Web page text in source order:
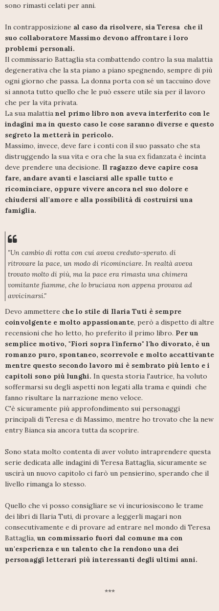
sono rimasti celati per anni.
In contrapposizione al caso da risolvere, sia Teresa che il
suo collaboratore Massimo devono affrontare i loro
problemi personali.
Il commissario Battaglia sta combattendo contro la sua malattia
degenerativa che la sta piano a piano spegnendo, sempre di più
ogni giorno che passa. La donna porta con sé un taccuino dove
si annota tutto quello che le può essere utile sia per il lavoro
che per la vita privata.
La sua malattia nel primo libro non aveva interferito con le
indagini ma in questo caso le cose saranno diverse e questo
segreto la metterà in pericolo.
Massimo, invece, deve fare i conti con il suo passato che sta
distruggendo la sua vita e ora che la sua ex fidanzata è incinta
deve prendere una decisione. Il ragazzo deve capire cosa
fare, andare avanti e lasciarsi alle spalle tutto e
ricominciare, oppure vivere ancora nel suo dolore e
chiudersi all'amore e alla possibilità di costruirsi una
famiglia.
"Un cambio di rotta con cui aveva creduto-sperato. di
ritrovare la pace, un modo di ricominciare. In realtà aveva
trovato molto di più, ma la pace era rimasta una chimera
vomitante fiamme, che lo bruciava non appena provava ad
avvicinarsi."
Devo ammettere che lo stile di Ilaria Tuti è sempre
coinvolgente e molto appassionante, però a dispetto di altre
recensioni che ho letto, ho preferito il primo libro. Per un
semplice motivo, "Fiori sopra l'inferno" l'ho divorato, è un
romanzo puro, spontaneo, scorrevole e molto accattivante
mentre questo secondo lavoro mi è sembrato più lento e i
capitoli sono più lunghi. In questa storia l'autrice, ha voluto
soffermarsi su degli aspetti non legati alla trama e quindi che
fanno risultare la narrazione meno veloce.
C'è sicuramente più approfondimento sui personaggi
principali di Teresa e di Massimo, mentre ho trovato che la new
entry Bianca sia ancora tutta da scoprire.
Sono stata molto contenta di aver voluto intraprendere questa
serie dedicata alle indagini di Teresa Battaglia, sicuramente se
uscirà un nuovo capitolo ci farò un pensierino, sperando che il
livello rimanga lo stesso.
Quello che vi posso consigliare se vi incuriosiscono le trame
dei libri di Ilaria Tuti, di provare a leggerli magari non
consecutivamente e di provare ad entrare nel mondo di Teresa
Battaglia, un commissario fuori dal comune ma con
un'esperienza e un talento che la rendono una dei
personaggi letterari più interessanti degli ultimi anni.
***